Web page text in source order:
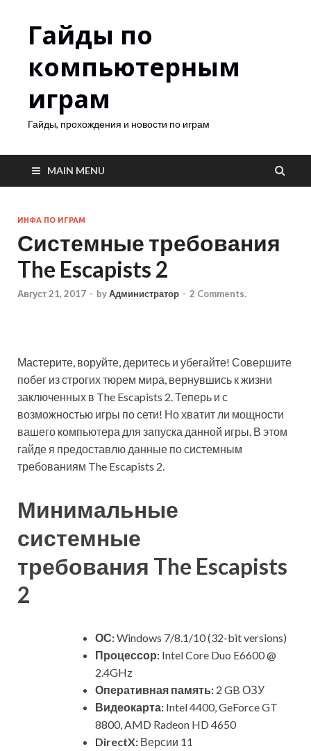
Гайды по
компьютерным
играм
Гайды, прохождения и новости по играм
MAIN MENU
ИНФА ПО ИГРАМ
Системные требования
The Escapists 2
Август 21, 2017 - byАдминистратор - 2 Comments.
Мастерите, воруйте, деритесь и убегайте! Совершите
побег из строгих тюрем мира, вернувшись к жизни
заключенных в The Escapists 2. Теперь и с
возможностью игры по сети! Но хватит ли мощности
вашего компьютера для запуска данной игры. В этом
гайде я предоставлю данные по системным
требованиям The Escapists 2.
Минимальные
системные
требования The Escapists
2
ОС:Windows 7/8.1/10 (32-bit versions)
Процессор: Intel Core Duo E6600 @
2.4GHz
Оперативная память: 2 GB ОЗУ
Видеокарта: Intel 4400, GeForce GT
8800, AMD Radeon HD 4650
DirectX: Версии 11